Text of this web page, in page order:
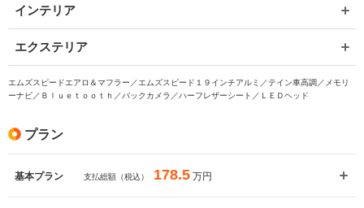
インテリア
エクステリア
エムズスピードエアロ＆マフラー／エムズスピード１９インチアルミ／テイン車高調／メモリ
ーナビ／Ｂｌｕｅｔｏｏｔｈ／バックカメラ／ハーフレザーシート／ＬＥＤヘッド
プラン
基本プラン 支払総額（税込） 178.5 万円